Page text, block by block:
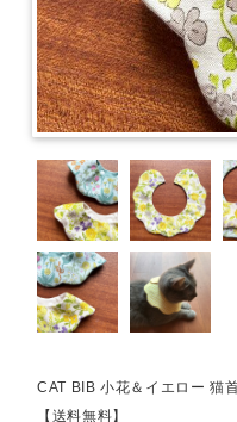
CAT BIB 小花＆イエロー 猫
【送料無料】